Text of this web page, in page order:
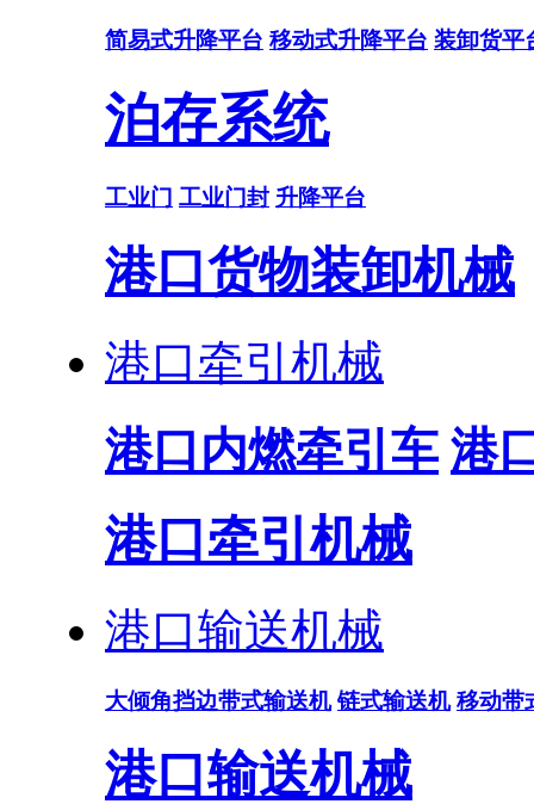
简易式升降平台 移动式升降平台 装卸货平
泊存系统
工业门 工业门封 升降平台
港口货物装卸机械
港口牵引机械
港口内燃牵引车 港
港口牵引机械
港口输送机械
大倾角挡边带式输送机 链式输送机 移动带
港口输送机械